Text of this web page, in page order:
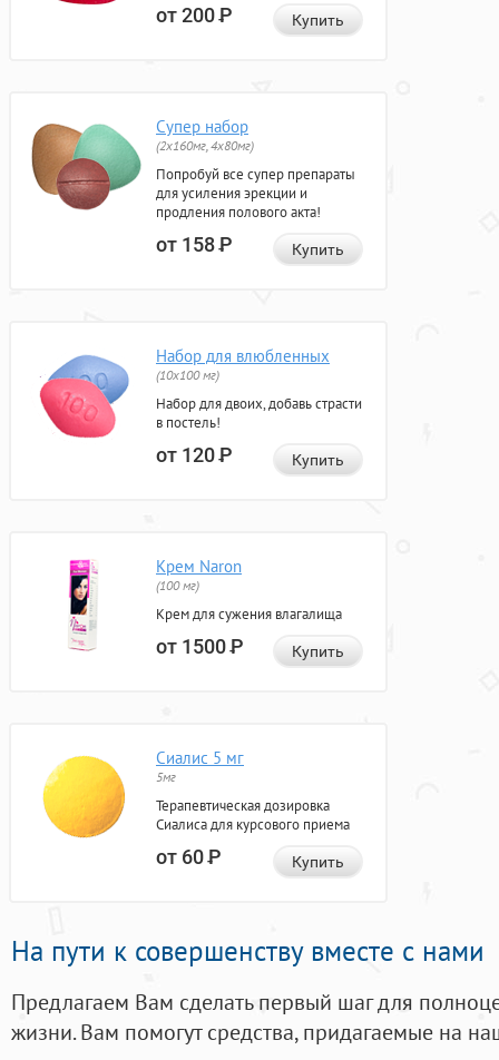
от 200Р Купить
Супер набор
(2х160мг, 4х80мг)
Попробуй все супер препараты
для усиления эрекции и
продления полового акта!
от 158Р Купить
Набор для влюбленных
(10х100 мг)
Набор для двоих, добавь страсти
в постель!
от 120Р Купить
Крем Naron
(100 мг)
Крем для сужения влагалища
от 1500Р Купить
Сиалис 5 мг
5мг
Терапевтическая дозировка
Сиалиса для курсового приема
от 60Р Купить
На пути к совершенству вместе с нами
Предлагаем Вам сделать первый шаг для
жизни. Вам помогут средства, придагаемые на